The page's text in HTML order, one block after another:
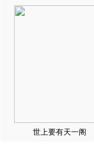
世上要有天一阁